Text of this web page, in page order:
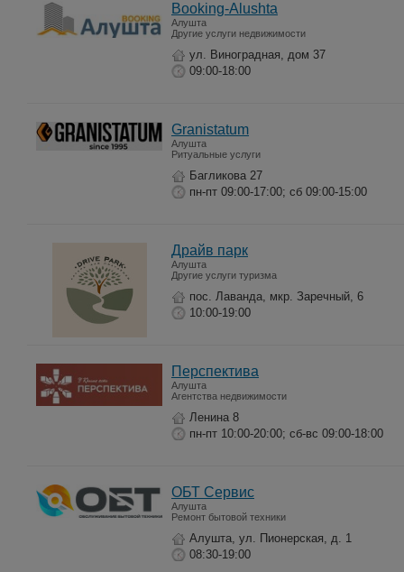
Booking-Alushta
Алушта
Другие услуги недвижимости
ул. Виноградная, дом 37
09:00-18:00
Granistatum
Алушта
Ритуальные услуги
Багликова 27
пн-пт 09:00-17:00; сб 09:00-15:00
Драйв парк
Алушта
Другие услуги туризма
пос. Лаванда, мкр. Заречный, 6
10:00-19:00
Перспектива
Алушта
Агентства недвижимости
Ленина 8
пн-пт 10:00-20:00; сб-вс 09:00-18:00
ОБТ Сервис
Алушта
Ремонт бытовой техники
Алушта, ул. Пионерская, д. 1
08:30-19:00